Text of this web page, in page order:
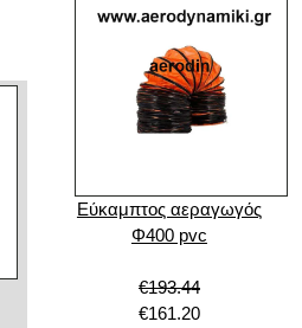
Εύκαμπτος αεραγωγός
Φ400 pvc
€193.44
€161.20